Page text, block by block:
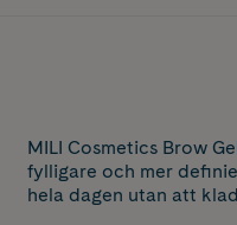
MILI Cosmetics Brow
fylligare och mer
hela dagen utan att